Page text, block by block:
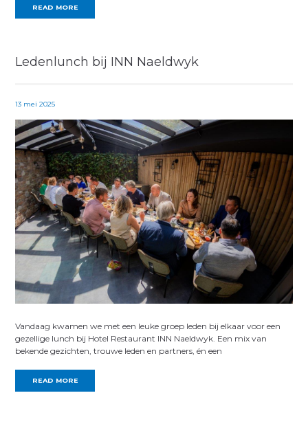
READ MORE
Ledenlunch bij INN Naeldwyk
13 mei 2025
Vandaag kwamen we met een leuke groep leden bij elkaar voor een
gezellige lunch bij Hotel Restaurant INN Naeldwyk. Een mix van
bekende gezichten, trouwe leden en partners, én een
READ MORE